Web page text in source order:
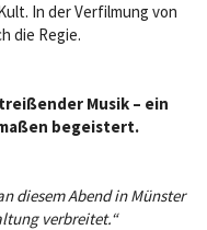
In der Verfilmung von
die Regie.
Musik – ein
begeistert.
diesem Abend in Münster
verbreitet.“